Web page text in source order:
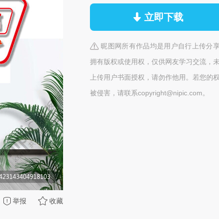
举报 收藏
立即下载
昵图网所有作品均是用户自行上传分
拥有版权或使用权，仅供网友学习交流，
上传用户书面授权，请勿作他用。若您的
被侵害，请联系copyright@nipic.com。